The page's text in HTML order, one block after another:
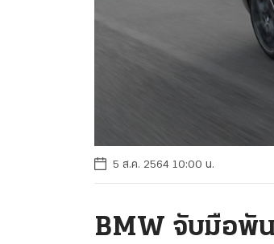
5 ส.ค. 2564 10:00 น.
BMW จับมือพัน